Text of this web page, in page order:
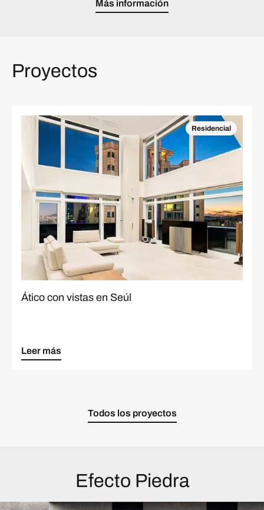
Más información
Proyectos
Residencial
Ático con vistas en Seúl
Leer más
Todos los proyectos
Efecto Piedra